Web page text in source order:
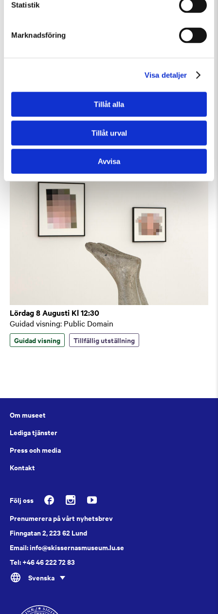
Statistik
Marknadsföring
Visa detaljer
Tillåt alla
Tillåt urval
Avvisa
Fredag 7 Augusti Kl 15:00
Guidad visning
Lördag 8 Augusti Kl 12:30
Guidad visning: Public Domain
Guidad visning Tillfällig utställning
Om museet
Lediga tjänster
Press och media
Kontakt
Följ oss
Prenumerera på vårt nyhetsbrev
Finngatan 2, 223 62 Lund
Email: info@skissernasmuseum.lu.se
Tel: +46 46 222 72 83
Svenska